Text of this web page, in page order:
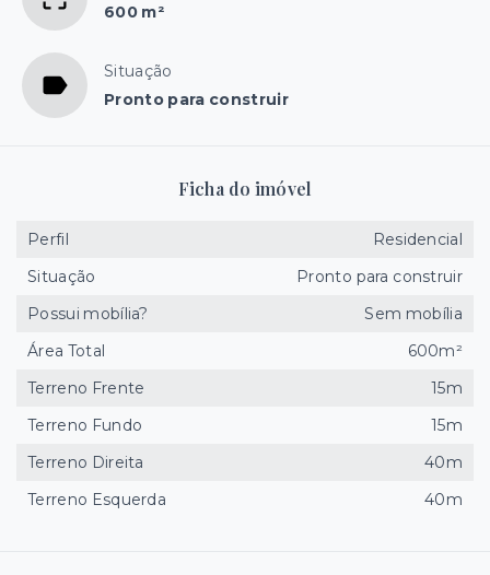
600 m²
Situação
Pronto para construir
Ficha do imóvel
Perfil
Residencial
Situação
Pronto para construir
Possui mobília?
Sem mobília
Área Total
600m²
Terreno Frente
15m
Terreno Fundo
15m
Terreno Direita
40m
Terreno Esquerda
40m